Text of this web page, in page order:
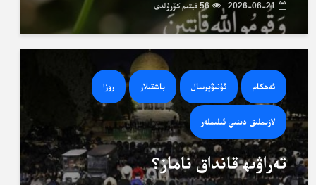
2026-06-21 56 قېتىم كۆرۈلدى
ئەھكام ئۇنىۋېرسال باشقىلار روزا
لازىملىق دىنىي ئىلىملەر
تەراۋىھ قانداق ناماز؟